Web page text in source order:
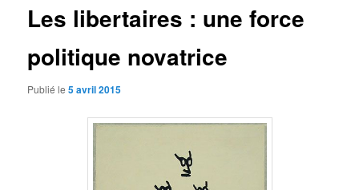
Les libertaires : une force
politique novatrice
Publié le5 avril 2015